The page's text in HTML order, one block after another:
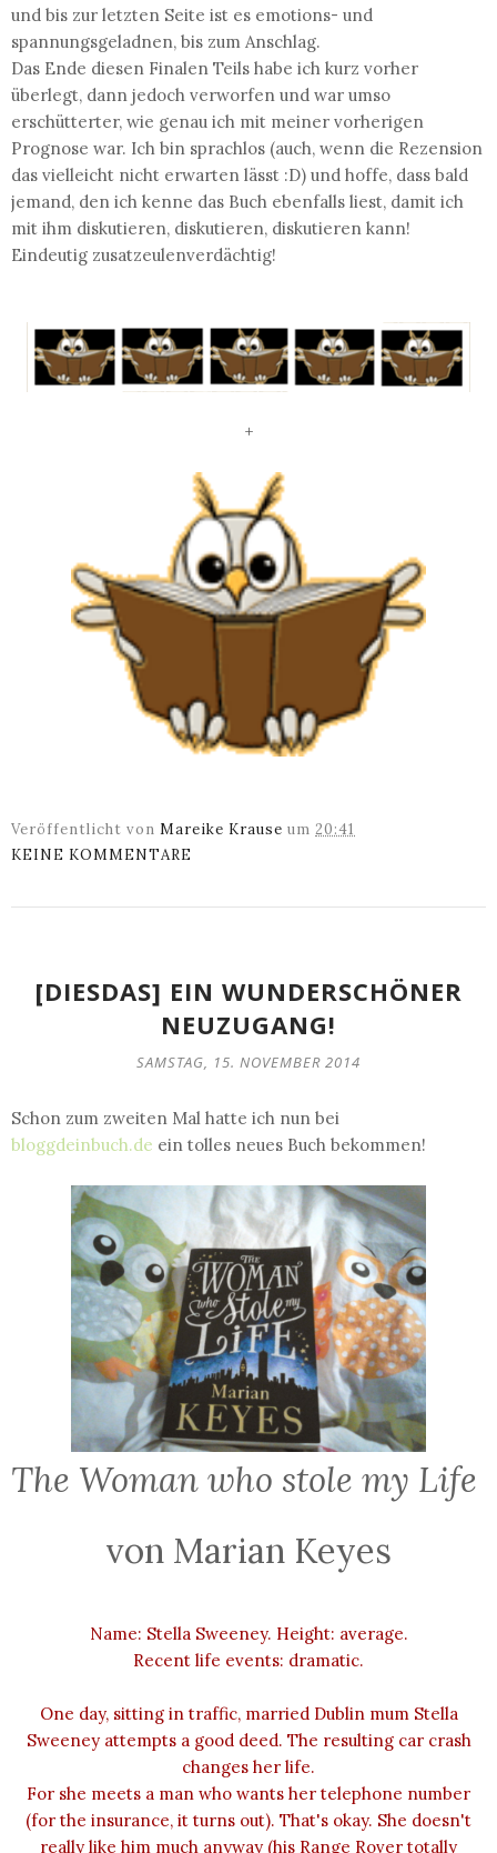
und bis zur letzten Seite ist es emotions- und
spannungsgeladnen, bis zum Anschlag.
Das Ende diesen Finalen Teils habe ich kurz vorher
überlegt, dann jedoch verworfen und war umso
erschütterter, wie genau ich mit meiner vorherigen
Prognose war. Ich bin sprachlos (auch, wenn die Rezension
das vielleicht nicht erwarten lässt :D) und hoffe, dass bald
jemand, den ich kenne das Buch ebenfalls liest, damit ich
mit ihm diskutieren, diskutieren, diskutieren kann!
Eindeutig zusatzeulenverdächtig!
+
Veröffentlicht von Mareike Krause um 20:41
KEINE KOMMENTARE
[DIESDAS] EIN WUNDERSCHÖNER
NEUZUGANG!
SAMSTAG, 15. NOVEMBER 2014
Schon zum zweiten Mal hatte ich nun bei
bloggdeinbuch.de ein tolles neues Buch bekommen!
The Woman who stole my Life
von Marian Keyes
Name: Stella Sweeney. Height: average.
Recent life events: dramatic.
One day, sitting in traffic, married Dublin mum Stella
Sweeney attempts a good deed. The resulting car crash
changes her life.
For she meets a man who wants her telephone number
(for the insurance, it turns out). That's okay. She doesn't
really like him much anyway (his Range Rover totally